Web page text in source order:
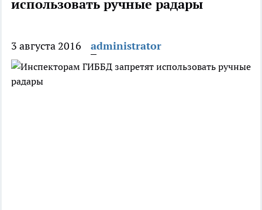
использовать ручные радары
3 августа 2016 administrator